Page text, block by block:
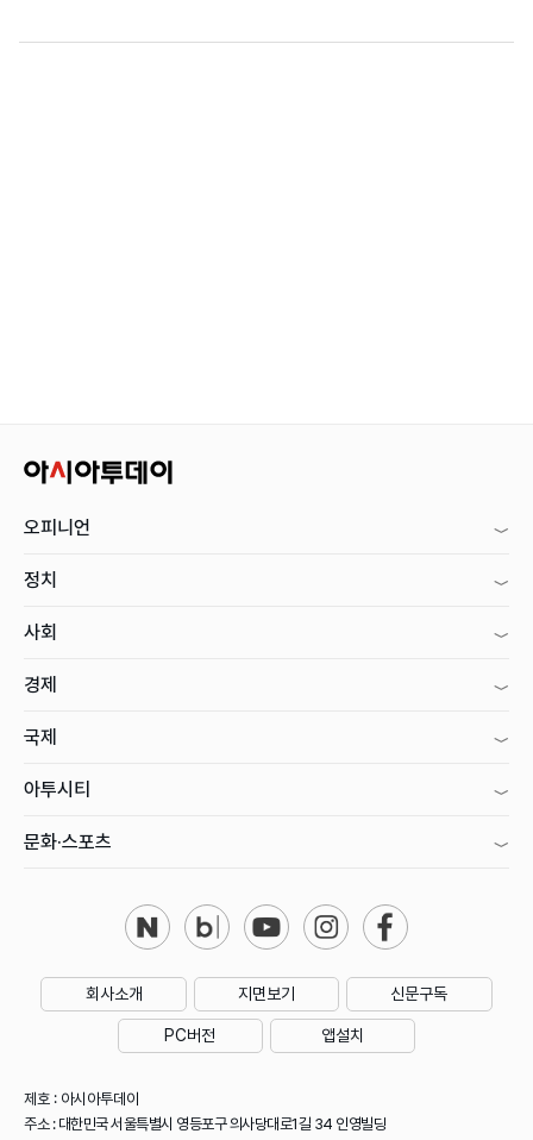
오피니언
정치
사회
경제
국제
아투시티
문화·스포츠
회사소개 지면보기 신문구독
PC버전 앱설치
제호 : 아시아투데이
주소 : 대한민국 서울특별시 영등포구 의사당대로1길 34 인영빌딩